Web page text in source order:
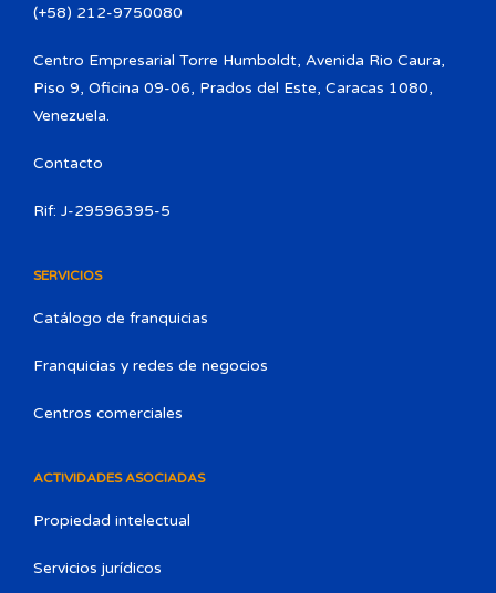
(+58) 212-9750080​
Centro Empresarial Torre Humboldt, Avenida Rio Caura,
Piso 9, Oficina 09-06, Prados del Este, Caracas 1080,
Venezuela.
Contacto
Rif: J-29596395-5
SERVICIOS
Catálogo de franquicias
Franquicias y redes de negocios
Centros comerciales
ACTIVIDADES ASOCIADAS
Propiedad intelectual
Servicios jurídicos